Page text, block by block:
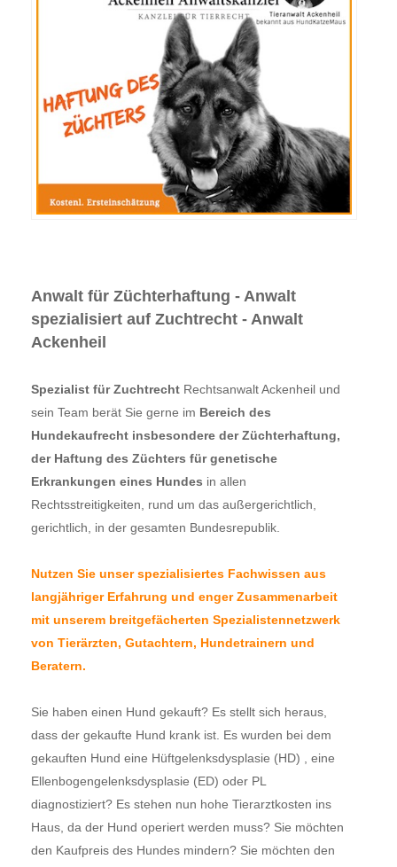
Anwalt für Züchterhaftung - Anwalt
spezialisiert auf Zuchtrecht - Anwalt
Ackenheil
Spezialist für Zuchtrecht Rechtsanwalt Ackenheil und
sein Team berät Sie gerne im Bereich des
Hundekaufrecht insbesondere der Züchterhaftung,
der Haftung des Züchters für genetische
Erkrankungen eines Hundes in allen
Rechtsstreitigkeiten, rund um das außergerichtlich,
gerichtlich, in der gesamten Bundesrepublik.
Nutzen Sie unser spezialisiertes Fachwissen aus
langjähriger Erfahrung und enger Zusammenarbeit
mit unserem breitgefächerten Spezialistennetzwerk
von Tierärzten, Gutachtern, Hundetrainern und
Beratern.
Sie haben einen Hund gekauft? Es stellt sich heraus,
dass der gekaufte Hund krank ist. Es wurden bei dem
gekauften Hund eine Hüftgelenksdysplasie (HD) , eine
Ellenbogengelenksdysplasie (ED) oder PL
diagnostiziert? Es stehen nun hohe Tierarztkosten ins
Haus, da der Hund operiert werden muss? Sie möchten
den Kaufpreis des Hundes mindern? Sie möchten den